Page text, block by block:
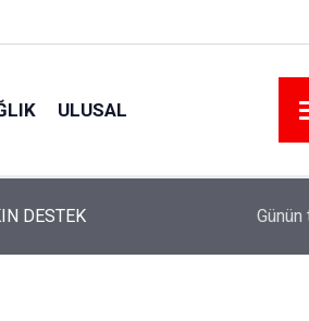
ULUSAL
YENİ PARTİ
Günün